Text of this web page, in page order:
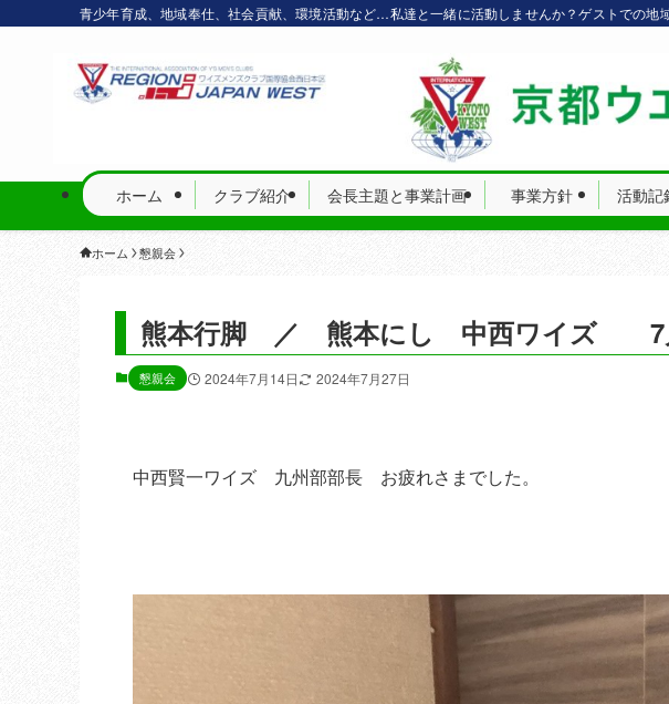
青少年育成、地域奉仕、社会貢献、環境活動など…私達と一緒に活動しませんか？ゲストでの地
ホーム クラブ紹介 会長主題と事業計画 事業方針 活動記
ホーム 懇親会
熊本行脚 ／ 熊本にし 中西ワイズ 7
懇親会 2024年7月14日 2024年7月27日
中西賢一ワイズ 九州部部長 お疲れさまでした。